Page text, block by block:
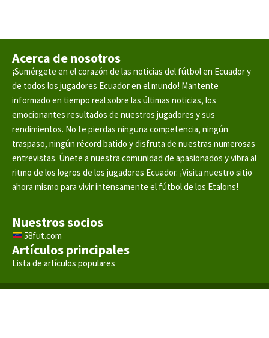
Acerca de nosotros
¡Sumérgete en el corazón de las noticias del fútbol en Ecuador y
de todos los jugadores Ecuador en el mundo! Mantente
informado en tiempo real sobre las últimas noticias, los
emocionantes resultados de nuestros jugadores y sus
rendimientos. No te pierdas ninguna competencia, ningún
traspaso, ningún récord batido y disfruta de nuestras numerosas
entrevistas. Únete a nuestra comunidad de apasionados y vibra al
ritmo de los logros de los jugadores Ecuador. ¡Visita nuestro sitio
ahora mismo para vivir intensamente el fútbol de los Etalons!
Nuestros socios
58fut.com
Artículos principales
Lista de artículos populares